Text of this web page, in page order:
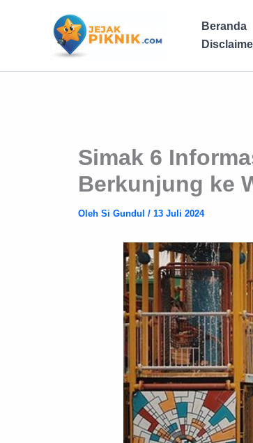
Beranda
Simak 6
Berkunjung ke
Oleh Si Gundul / 13 Juli 2024